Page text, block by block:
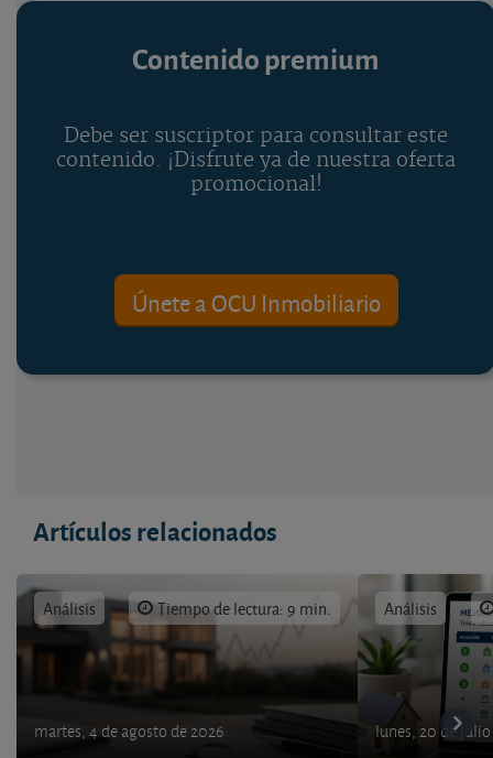
Contenido premium
Debe ser suscriptor para consultar este
contenido. ¡Disfrute ya de nuestra oferta
promocional!
Únete a OCU Inmobiliario
Artículos relacionados
Análisis Tiempo de lectura: 9 min.
martes, 4 de agosto de 2026
Análisis
lunes, 20 de